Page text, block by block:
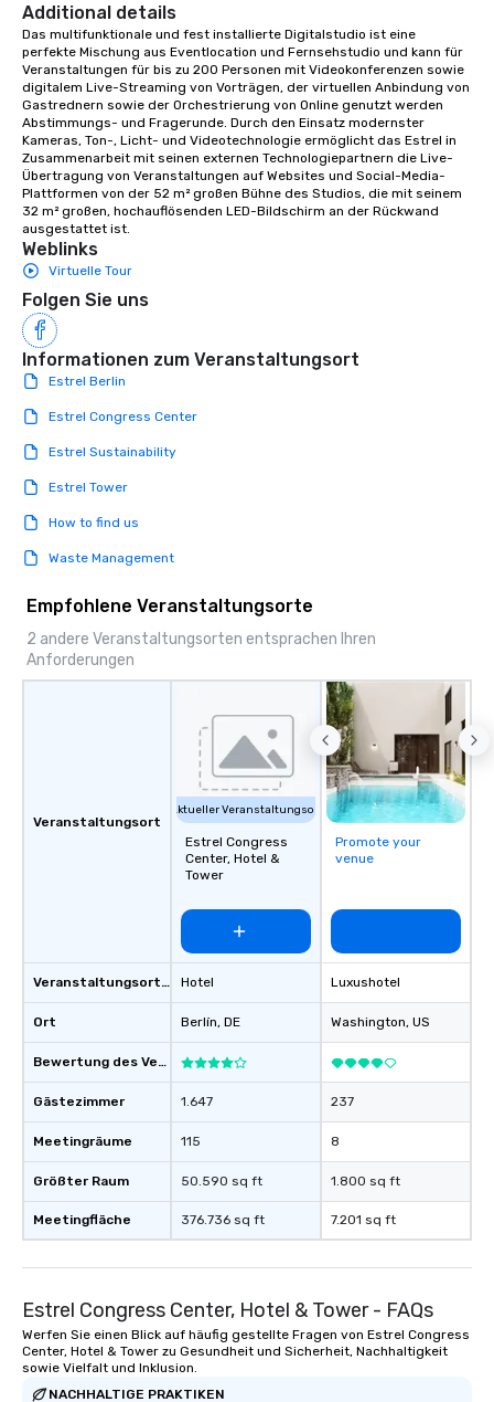
Additional details
Das multifunktionale und fest installierte Digitalstudio ist eine
perfekte Mischung aus Eventlocation und Fernsehstudio und kann für
Veranstaltungen für bis zu 200 Personen mit Videokonferenzen sowie
digitalem Live-Streaming von Vorträgen, der virtuellen Anbindung von
Gastrednern sowie der Orchestrierung von Online genutzt werden
Abstimmungs- und Fragerunde. Durch den Einsatz modernster
Kameras, Ton-, Licht- und Videotechnologie ermöglicht das Estrel in
Zusammenarbeit mit seinen externen Technologiepartnern die Live-
Übertragung von Veranstaltungen auf Websites und Social-Media-
Plattformen von der 52 m² großen Bühne des Studios, die mit seinem
32 m² großen, hochauflösenden LED-Bildschirm an der Rückwand
ausgestattet ist.
Weblinks
Virtuelle Tour
Folgen Sie uns
Informationen zum Veranstaltungsort
Estrel Berlin
Estrel Congress Center
Estrel Sustainability
Estrel Tower
How to find us
Waste Management
Empfohlene Veranstaltungsorte
2 andere Veranstaltungsorten entsprachen Ihren
Anforderungen
Veranstaltungsort
Veranstaltungsortstyp
Ort
Bewertung des Veranstaltungsortes
Gästezimmer
Meetingräume
Größter Raum
Meetingfläche
Aktueller Veranstaltungsort
Estrel Congress
Center, Hotel &
Tower
Hotel
Berlín, DE
1.647
115
50.590 sq ft
376.736 sq ft
Promote your
venue
Luxushotel
Washington, US
237
8
1.800 sq ft
7.201 sq ft
Estrel Congress Center, Hotel & Tower - FAQs
Werfen Sie einen Blick auf häufig gestellte Fragen von Estrel Congress
Center, Hotel & Tower zu Gesundheit und Sicherheit, Nachhaltigkeit
sowie Vielfalt und Inklusion.
NACHHALTIGE PRAKTIKEN